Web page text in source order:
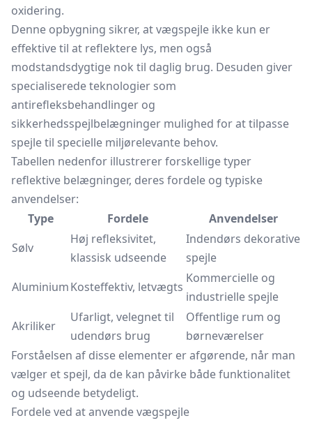
oxidering.
Denne opbygning sikrer, at vægspejle ikke kun er
effektive til at reflektere lys, men også
modstandsdygtige nok til daglig brug. Desuden giver
specialiserede teknologier som
antirefleksbehandlinger og
sikkerhedsspejlbelægninger mulighed for at tilpasse
spejle til specielle miljørelevante behov.
Tabellen nedenfor illustrerer forskellige typer
reflektive belægninger, deres fordele og typiske
anvendelser:
Type
Fordele
Anvendelser
Sølv
Høj refleksivitet,
klassisk udseende
Indendørs dekorative
spejle
AluminiumKosteffektiv, letvægts
Kommercielle og
industrielle spejle
Akriliker
Ufarligt, velegnet til
udendørs brug
Offentlige rum og
børneværelser
Forståelsen af disse elementer er afgørende, når man
vælger et spejl, da de kan påvirke både funktionalitet
og udseende betydeligt.
Fordele ved at anvende vægspejle